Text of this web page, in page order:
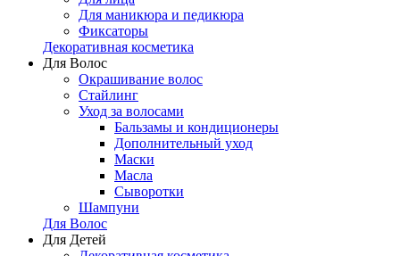
Для маникюра и педикюра
Фиксаторы
Декоративная косметика
Для Волос
Окрашивание волос
Стайлинг
Уход за волосами
Бальзамы и кондиционеры
Дополнительный уход
Маски
Масла
Сыворотки
Шампуни
Для Волос
Для Детей